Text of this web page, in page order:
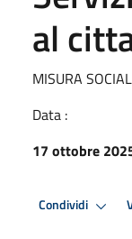
al
MISURA
Data :
17 ottobre
Condividi